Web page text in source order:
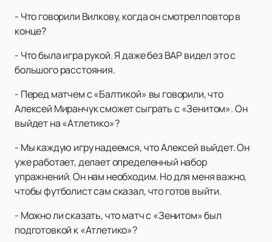
- Что говорили Вилкову, когда он смотрел повтор в
конце?
- Что была игра рукой. Я даже без ВАР видел это с
большого расстояния.
- Перед матчем с «Балтикой» вы говорили, что
Алексей Миранчук сможет сыграть с «Зенитом». Он
выйдет на «Атлетико»?
- Мы каждую игру надеемся, что Алексей выйдет. Он
уже работает, делает определенный набор
упражнений. Он нам необходим. Но для меня важно,
чтобы футболист сам сказал, что готов выйти.
- Можно ли сказать, что матч с «Зенитом» был
подготовкой к «Атлетико»?